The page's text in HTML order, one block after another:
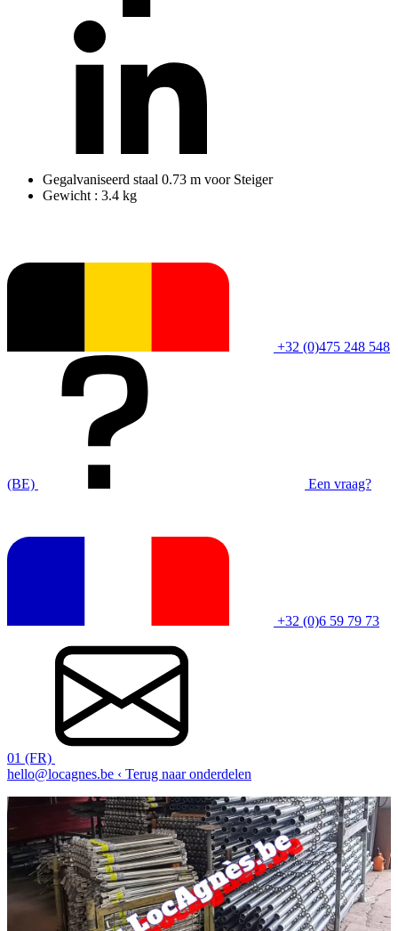
Gegalvaniseerd staal 0.73 m voor Steiger
Gewicht : 3.4 kg
+32 (0)475 248 548
(BE) Een vraag?
+32 (0)6 59 79 73
01 (FR)
hello@locagnes.be ‹ Terug naar onderdelen